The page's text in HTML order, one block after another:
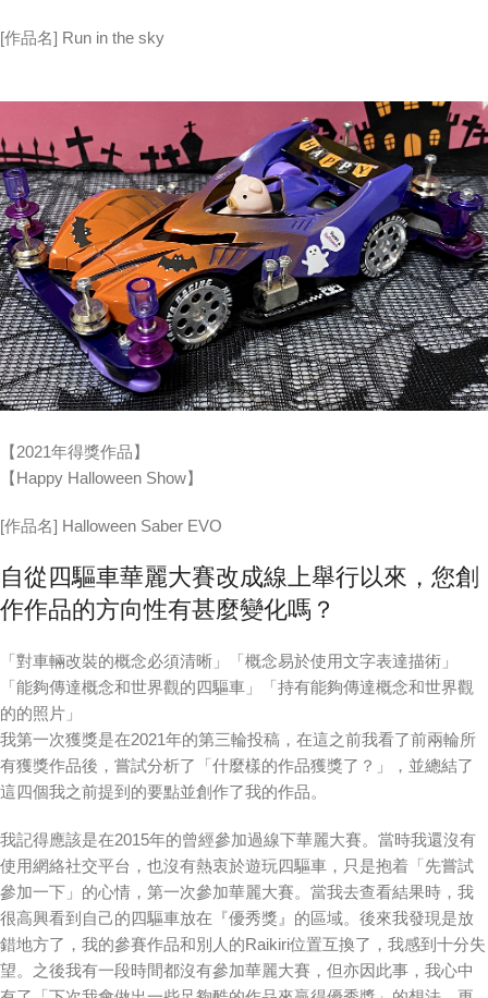
[作品名] Run in the sky
【2021年得獎作品】
【Happy Halloween Show】
[作品名] Halloween Saber EVO
自從四驅車華麗大賽改成線上舉行以來，您創
作作品的方向性有甚麼變化嗎？
「對車輛改裝的概念必須清晰」「概念易於使用文字表達描術」
「能夠傳達概念和世界觀的四驅車」「持有能夠傳達概念和世界觀
的的照片」
我第一次獲獎是在2021年的第三輪投稿，在這之前我看了前兩輪所
有獲獎作品後，嘗試分析了「什麼樣的作品獲獎了？」，並總結了
這四個我之前提到的要點並創作了我的作品。
我記得應該是在2015年的曾經參加過線下華麗大賽。當時我還沒有
使用網絡社交平台，也沒有熱衷於遊玩四驅車，只是抱着「先嘗試
參加一下」的心情，第一次參加華麗大賽。當我去查看結果時，我
很高興看到自己的四驅車放在『優秀獎』的區域。後來我發現是放
錯地方了，我的參賽作品和別人的Raikiri位置互換了，我感到十分失
望。之後我有一段時間都沒有參加華麗大賽，但亦因此事，我心中